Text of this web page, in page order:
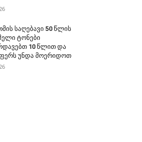
საღებავი 50 წლის
ტონები
10 წლით და
უნდა მოერიდოთ